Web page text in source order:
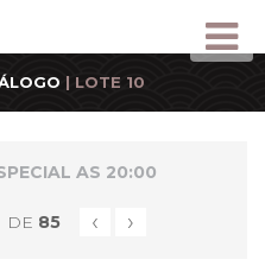
| LOTE 10
AS 20:00
DE 85 ‹ ›